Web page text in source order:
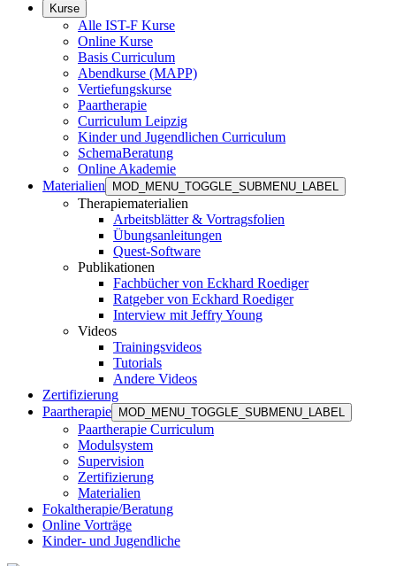
Kurse
Alle IST-F Kurse
Online Kurse
Basis Curriculum
Abendkurse (MAPP)
Vertiefungskurse
Paartherapie
Curriculum Leipzig
Kinder und Jugendlichen Curriculum
SchemaBeratung
Online Akademie
Materialien
MOD_MENU_TOGGLE_SUBMENU_LABEL
Therapiematerialien
Arbeitsblätter & Vortragsfolien
Übungsanleitungen
Quest-Software
Publikationen
Fachbücher von Eckhard Roediger
Ratgeber von Eckhard Roediger
Interview mit Jeffry Young
Videos
Trainingsvideos
Tutorials
Andere Videos
Zertifizierung
Paartherapie
MOD_MENU_TOGGLE_SUBMENU_LABEL
Paartherapie Curriculum
Modulsystem
Supervision
Zertifizierung
Materialien
Fokaltherapie/Beratung
Online Vorträge
Kinder- und Jugendliche